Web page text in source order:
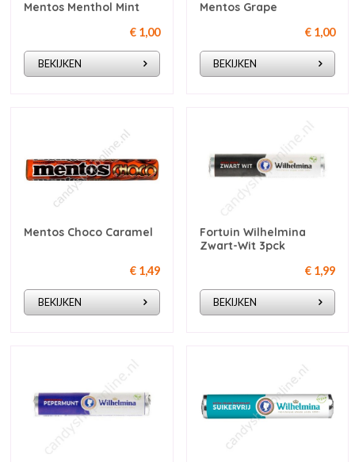
Mentos Menthol Mint
€ 1,00
BEKIJKEN
Mentos Grape
€ 1,00
BEKIJKEN
Mentos Choco Caramel
€ 1,49
BEKIJKEN
Fortuin Wilhelmina
Zwart-Wit 3pck
€ 1,99
BEKIJKEN